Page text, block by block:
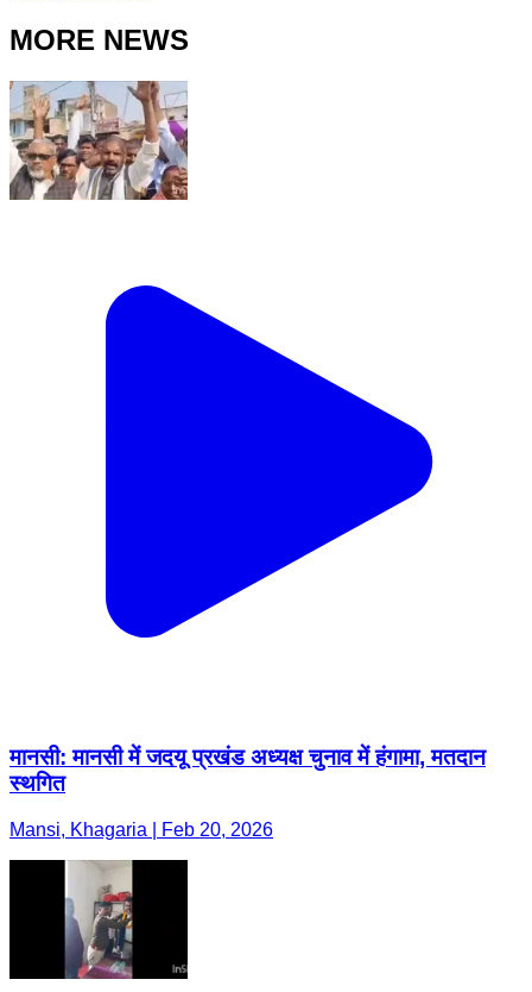
MORE NEWS
मानसी: मानसी में जदयू प्रखंड अध्यक्ष चुनाव में हंगामा, मतदान
स्थगित
Mansi, Khagaria | Feb 20, 2026